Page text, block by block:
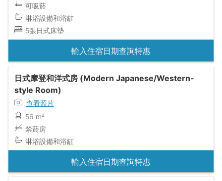
可吸菸
淋浴設備和浴缸
5張日式床墊
輸入住宿日期查詢特惠
日式摩登和洋式房 (Modern Japanese/Western-
style Room)
查看照片
56 m²
禁菸房
淋浴設備和浴缸
輸入住宿日期查詢特惠